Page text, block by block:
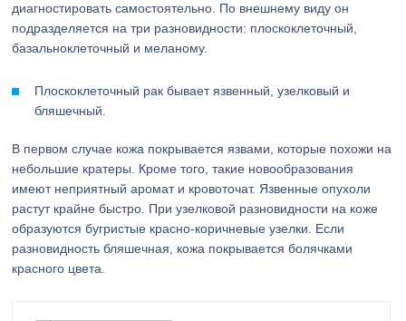
диагностировать самостоятельно. По внешнему виду он
подразделяется на три разновидности: плоскоклеточный,
базальноклеточный и меланому.
Плоскоклеточный рак бывает язвенный, узелковый и
бляшечный.
В первом случае кожа покрывается язвами, которые похожи на
небольшие кратеры. Кроме того, такие новообразования
имеют неприятный аромат и кровоточат. Язвенные опухоли
растут крайне быстро. При узелковой разновидности на коже
образуются бугристые красно-коричневые узелки. Если
разновидность бляшечная, кожа покрывается болячками
красного цвета.